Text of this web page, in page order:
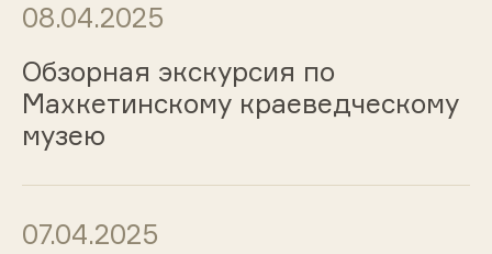
08.04.2025
Обзорная экскурсия по
Махкетинскому краеведческому
музею
07.04.2025